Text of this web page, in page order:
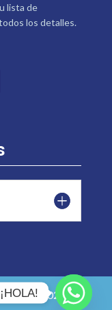
lista de
los detalles.
2026 |
¡HOLA!